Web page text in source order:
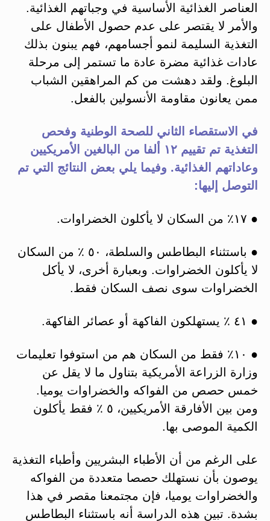
العناصر الغذائية الأساسية في وجباتهم الغذائية.
والأمر لا يقتصر على عدم حصول الأطفال على
التغذية السليمة لنمو أجسامهم، فهم يبنون بذلك
عادات غذائية مضرة عادة ما تستمر إلى مرحلة
البلوغ. ولقد دهشت من كم المراهقين الشباب
ممن يعانون مقاومة الأنسولين بالفعل.
في الاستقصاء الثاني للصحة الوطنية وفحص
التغذية تم تقييم ١٢ ألفا من البالغين الأمريكيين
وعاداتهم الغذائية. وفيما يلي بعض النتائج التي تم
التوصل إليها:
● ١٧٪ من السكان لا يأكلون الخضراوات.
● باستثناء البطاطس والسلطة، ٥٠ ٪ من السكان
لا يأكلون الخضراوات. وبعبارة أخرى، لا يأكل
الخضراوات سوى نصف السكان فقط.
● ٤١ ٪ يستهلكون الفاكهة أو عصائر الفاكهة.
● ١٠٪ فقط من السكان هم من استوفوا تعليمات
وزارة الزراعة الأمريكية بتناول ما لا يقل عن
خمس حصص من الفواكه والخضراوات يوميا.
ومن بين الأفارقة الأمريكيين، ٥ ٪ فقط يأكلون
الكمية الموصى بها.
على الرغم من أن الأطباء البشريين وأطباء التغذية
يوصون بأن نستهلك حصصا متعددة من الفواكه
والخضراوات يوميا، فإن مجتمعنا مقصر في هذا
بشدة. تبين هذه الدراسة أنه باستثناء البطاطس